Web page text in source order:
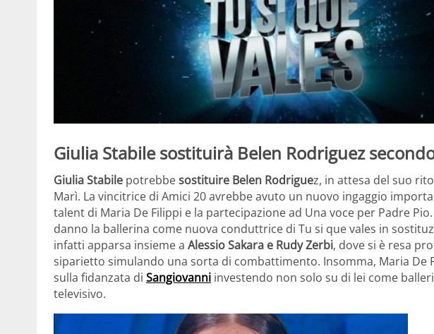
Giulia Stabile sostituirà Belen Rodriguez
Giulia Stabile potrebbesostituire Belen Rodriguez, in attesa del suo
Marì. La vincitrice di Amici 20 avrebbe avuto un nuovo ingaggio
talent di Maria De Filippi e la partecipazione ad Una voce per Padre
danno la ballerina come nuova conduttrice di Tu si que vales in
infatti apparsa insieme a Alessio Sakara e Rudy Zerbi, dove si è resa
siparietto simulando una sorta di combattimento. Insomma, Maria De
sulla fidanzata di Sangiovanni investendo non solo su di lei come
televisivo.